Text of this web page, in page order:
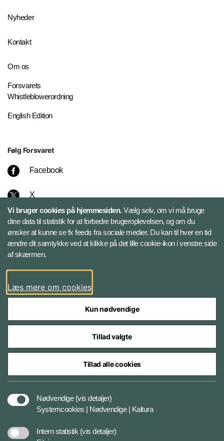
Nyheder
Kontakt
Om os
Forsvarets
Whistleblowerordning
English Edition
Følg Forsvaret
Facebook
X
Instagram
Bluesky
LinkedIn
Styrelser og myndigheder under Forsvarsministeriet
Vi bruger cookies på hjemmesiden.Vælg selv, om vi må bruge
dine data til statistik for at forbedre brugeroplevelsen, og om du
ønsker at kunne se fx feeds fra sociale medier. Du kan til hver en tid
ændre dit samtykke ved at klikke på det lille cookie-ikon i venstre side
af skærmen.
Læs mere om cookies
Kun nødvendige
Tillad valgte
Tillad alle cookies
Nødvendige (vis detaljer)
Systemcookies | Nødvendige | Kaltura
Intern statistik (vis detaljer)